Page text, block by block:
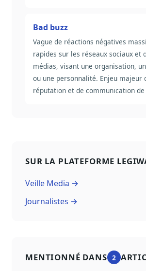
Bad buzz
Vague de réactions négatives
rapides sur les réseaux sociaux et
médias, visant une organisation,
ou une personnalité. Enjeu majeur
réputation et de communication
SUR LA PLATEFORME
Veille Media →
Journalistes →
MENTIONNÉ DANS 2